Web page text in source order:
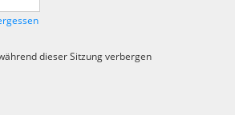
dieser Sitzung verbergen